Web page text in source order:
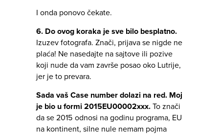
I onda ponovo čekate.
6. Do ovog koraka je sve bilo besplatno.
Izuzev fotografa. Znači, prijava se nigde ne
plaća! Ne nasedajte na sajtove ili pozive
koji nude da vam završe posao oko Lutrije,
jer je to prevara.
Sada vaš Case number dolazi na red. Moj
je bio u formi 2015EU00002xxx. To znači
da se 2015 odnosi na godinu programa, EU
na kontinent, silne nule nemam pojma